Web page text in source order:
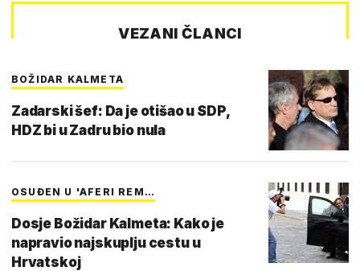
VEZANI ČLANCI
BOŽIDAR KALMETA
Zadarski šef: Da je otišao u SDP,
HDZ bi u Zadru bio nula
OSUĐEN U 'AFERI REM…
Dosje Božidar Kalmeta: Kako je
napravio najskuplju cestu u
Hrvatskoj